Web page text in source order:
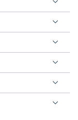
jednak
można
modne
Możesz nabyć